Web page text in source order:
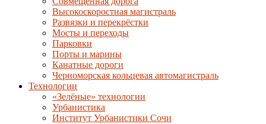
Высокоскоростная магистраль
Развязки и перекрёстки
Мосты и переходы
Парковки
Порты и марины
Канатные дороги
Черноморская кольцевая автомагистраль
Технологии
«Зелёные» технологии
Урбанистика
Институт Урбанистики Сочи